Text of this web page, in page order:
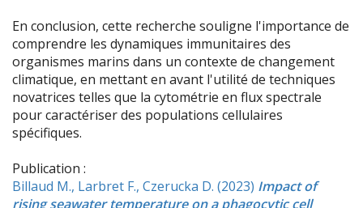
En conclusion, cette recherche souligne l'importance de
comprendre les dynamiques immunitaires des
organismes marins dans un contexte de changement
climatique, en mettant en avant l'utilité de techniques
novatrices telles que la cytométrie en flux spectrale
pour caractériser des populations cellulaires
spécifiques.
Publication :
Billaud M., Larbret F., Czerucka D. (2023) Impact of
rising seawater temperature on a phagocytic cell